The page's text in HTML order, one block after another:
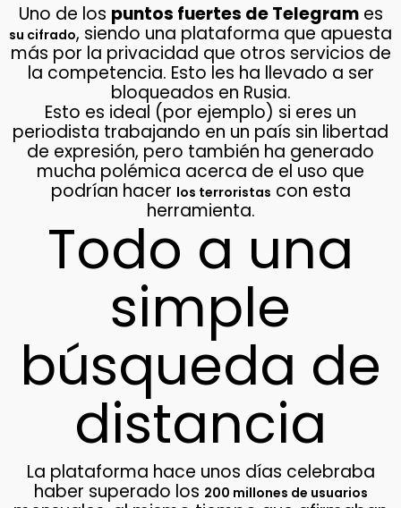
Uno de los puntos fuertes de Telegrames
su cifrado, siendo una plataforma que apuesta
más por la privacidad que otros servicios de
la competencia. Esto les ha llevado a ser
bloqueados en Rusia.
Esto es ideal (por ejemplo) si eres un
periodista trabajando en un país sin libertad
de expresión, pero también ha generado
mucha polémica acerca de el uso que
podrían hacer los terroristas con esta
herramienta.
Todo a una
simple
búsqueda de
distancia
La plataforma hace unos días celebraba
haber superado los 200 millones de usuarios